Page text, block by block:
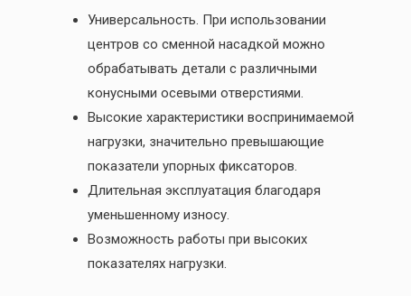
Универсальность. При использовании
центров со сменной насадкой можно
обрабатывать детали с различными
конусными осевыми отверстиями.
Высокие характеристики воспринимаемой
нагрузки, значительно превышающие
показатели упорных фиксаторов.
Длительная эксплуатация благодаря
уменьшенному износу.
Возможность работы при высоких
показателях нагрузки.